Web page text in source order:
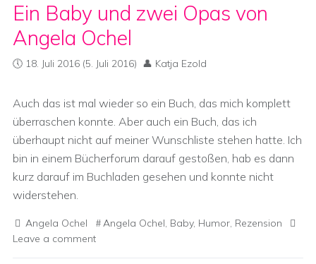
Ein Baby und zwei Opas von
Angela Ochel
18. Juli 2016 (5. Juli 2016) Katja Ezold
Auch das ist mal wieder so ein Buch, das mich komplett
überraschen konnte. Aber auch ein Buch, das ich
überhaupt nicht auf meiner Wunschliste stehen hatte. Ich
bin in einem Bücherforum darauf gestoßen, hab es dann
kurz darauf im Buchladen gesehen und konnte nicht
widerstehen.
Angela Ochel Angela Ochel, Baby, Humor, Rezension
Leave a comment